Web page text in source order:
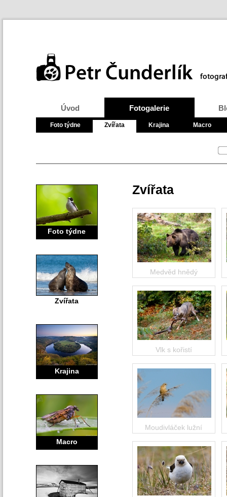
Úvod Fotogalerie
Foto týdne Zvířata Krajina Macro
Foto týdne
Zvířata
Krajina
Macro
Zvířata
Medvěd hnědý
Vlk s kořistí
Moudivláček lužní